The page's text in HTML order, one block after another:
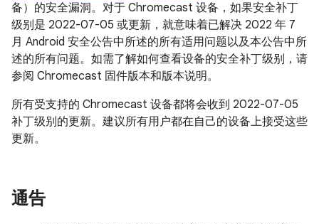
备）的安全漏洞。对于 Chromecast 设备，如果安全补丁
级别是 2022-07-05 或更新，就意味着已解决 2022 年 7
月 Android 安全公告中所述的所有适用问题以及本公告中所
述的所有问题。如需了解如何查看设备的安全补丁级别，请
参阅 Chromecast 固件版本和版本说明。
所有受支持的 Chromecast 设备都将会收到 2022-07-05
补丁级别的更新。建议所有用户都在自己的设备上接受这些
更新。
通告